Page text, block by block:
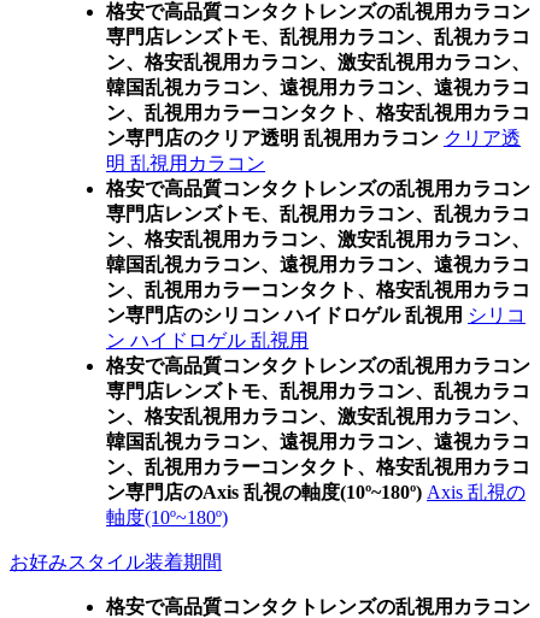
格安で高品質コンタクトレンズの乱視用カラコン
専門店レンズトモ、乱視用カラコン、乱視カラコ
ン、格安乱視用カラコン、激安乱視用カラコン、
韓国乱視カラコン、遠視用カラコン、遠視カラコ
ン、乱視用カラーコンタクト、格安乱視用カラコ
ン専門店のクリア透明 乱視用カラコン クリア透
明 乱視用カラコン
格安で高品質コンタクトレンズの乱視用カラコン
専門店レンズトモ、乱視用カラコン、乱視カラコ
ン、格安乱視用カラコン、激安乱視用カラコン、
韓国乱視カラコン、遠視用カラコン、遠視カラコ
ン、乱視用カラーコンタクト、格安乱視用カラコ
ン専門店のシリコン ハイドロゲル 乱視用 シリコ
ン ハイドロゲル 乱視用
格安で高品質コンタクトレンズの乱視用カラコン
専門店レンズトモ、乱視用カラコン、乱視カラコ
ン、格安乱視用カラコン、激安乱視用カラコン、
韓国乱視カラコン、遠視用カラコン、遠視カラコ
ン、乱視用カラーコンタクト、格安乱視用カラコ
ン専門店のAxis 乱視の軸度(10º~180º) Axis 乱視の
軸度(10º~180º)
お好みスタイル装着期間
格安で高品質コンタクトレンズの乱視用カラコン